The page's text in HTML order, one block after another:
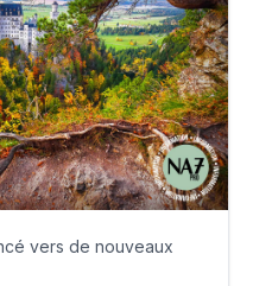
vers de nouveaux